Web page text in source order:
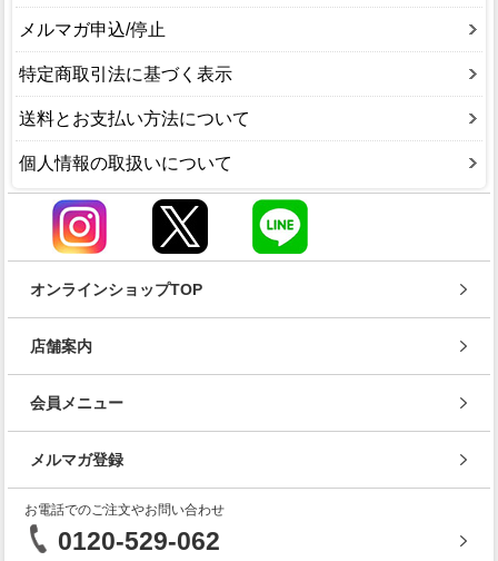
メルマガ申込/停止
特定商取引法に基づく表示
送料とお支払い方法について
個人情報の取扱いについて
オンラインショップTOP
店舗案内
会員メニュー
メルマガ登録
お電話でのご注文やお問い合わせ
0120-529-062